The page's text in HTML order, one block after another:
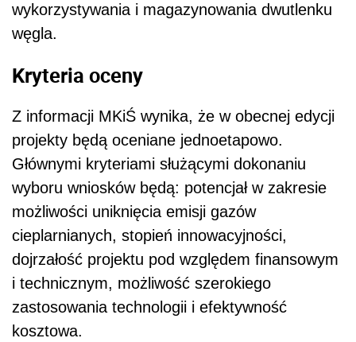
wykorzystywania i magazynowania dwutlenku
węgla.
Kryteria oceny
Z informacji MKiŚ wynika, że w obecnej edycji
projekty będą oceniane jednoetapowo.
Głównymi kryteriami służącymi dokonaniu
wyboru wniosków będą: potencjał w zakresie
możliwości uniknięcia emisji gazów
cieplarnianych, stopień innowacyjności,
dojrzałość projektu pod względem finansowym
i technicznym, możliwość szerokiego
zastosowania technologii i efektywność
kosztowa.